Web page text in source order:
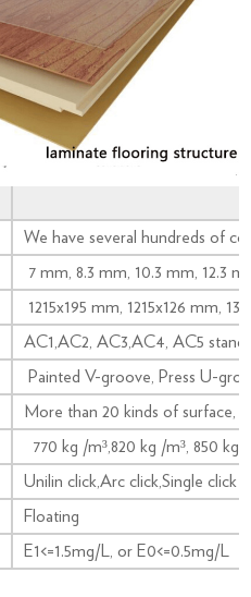
We have several hundreds of
7 mm, 8.3 mm, 10.3 mm, 12.3
1215x195 mm, 1215x126 mm,
AC1,AC2, AC3,AC4, AC5
Painted V-groove, Press U-
More than 20 kinds of surface,
770 kg /m³,820 kg /m³, 850 kg
Unilin click,Arc click,Single click
Floating
E1<=1.5mg/L, or E0<=0.5mg/L